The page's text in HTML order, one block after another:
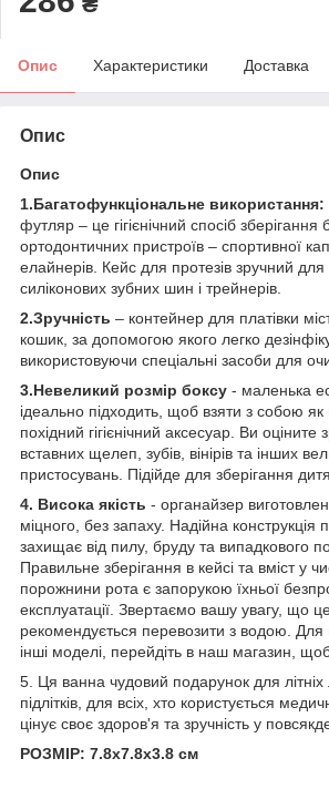
Опис Характеристики Доставка
Опис
Опис
1.Багатофункціональне використання:
футляр – це гігієнічний спосіб зберігання
ортодонтичних пристроїв – спортивної
елайнерів. Кейс для протезів зручний для
силіконових зубних шин і трейнерів.
2.Зручність – контейнер для платівки
кошик, за допомогою якого легко
використовуючи спеціальні засоби для
3.Невеликий розмір боксу - маленька
ідеально підходить, щоб взяти з собою як
похідний гігієнічний аксесуар. Ви оціните
вставних щелеп, зубів, вінірів та інших
пристосувань. Підійде для зберігання
4. Висока якість - органайзер
міцного, без запаху. Надійна конструкція
захищає від пилу, бруду та випадкового
Правильне зберігання в кейсі та вміст у
порожнини рота є запорукою їхньої
експлуатації. Звертаємо вашу увагу, що
рекомендується перевозити з водою.
інші моделі, перейдіть в наш магазин,
5. Ця ванна чудовий подарунок для
підлітків, для всіх, хто користується
цінує своє здоров'я та зручність у
РОЗМІР: 7.8x7.8x3.8 см